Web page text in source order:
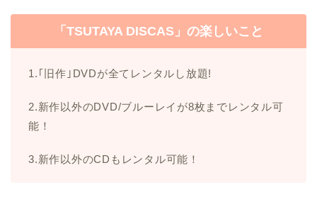
「TSUTAYA DISCAS」の楽しいこと
1.｢旧作｣DVDが全てレンタルし放題!
2.新作以外のDVD/ブルーレイが8枚までレンタル可
能！
3.新作以外のCDもレンタル可能！